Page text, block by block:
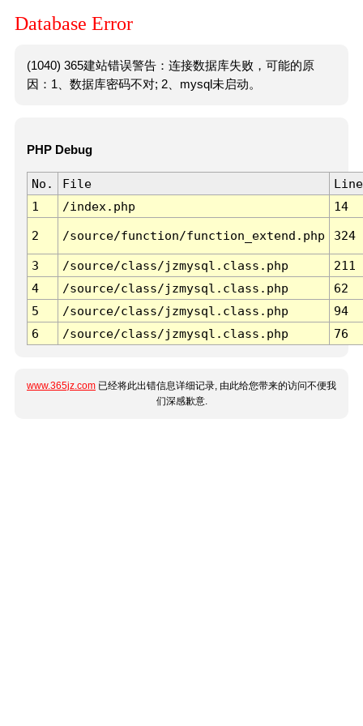
Database Error
(1040) 365建站错误警告：连接数据库失败，可能的原
因：1、数据库密码不对; 2、mysql未启动。
PHP Debug
No. File
Line
1
/index.php 14
2 /source/function/function_extend.php 324
3 /source/class/jzmysql.class.php
211
4
/source/class/jzmysql.class.php
62
5
/source/class/jzmysql.class.php
94
6
/source/class/jzmysql.class.php 76
www.365jz.com 已经将此出错信息详细记录, 由此给您带来的访问不便我
们深感歉意.